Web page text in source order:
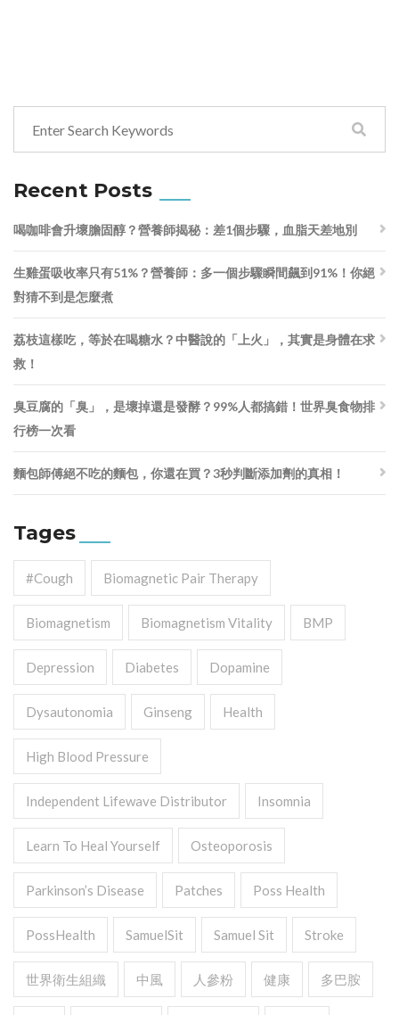
Recent Posts
喝咖啡會升壞膽固醇？營養師揭秘：差1個步驟，血脂天差地別
生雞蛋吸收率只有51%？營養師：多一個步驟瞬間飆到91%！你絕
對猜不到是怎麼煮
荔枝這樣吃，等於在喝糖水？中醫說的「上火」，其實是身體在求
救！
臭豆腐的「臭」，是壞掉還是發酵？99%人都搞錯！世界臭食物排
行榜一次看
麵包師傅絕不吃的麵包，你還在買？3秒判斷添加劑的真相！
Tages
#cough Biomagnetic Pair Therapy
Biomagnetism Biomagnetism Vitality BMP
Depression Diabetes Dopamine
Dysautonomia Ginseng Health
High Blood Pressure
Independent Lifewave Distributor Insomnia
Learn To Heal Yourself Osteoporosis
Parkinson’s Disease Patches Poss Health
PossHealth SamuelSit Samuel Sit Stroke
世界衛生組織 中風 人參粉 健康 多巴胺